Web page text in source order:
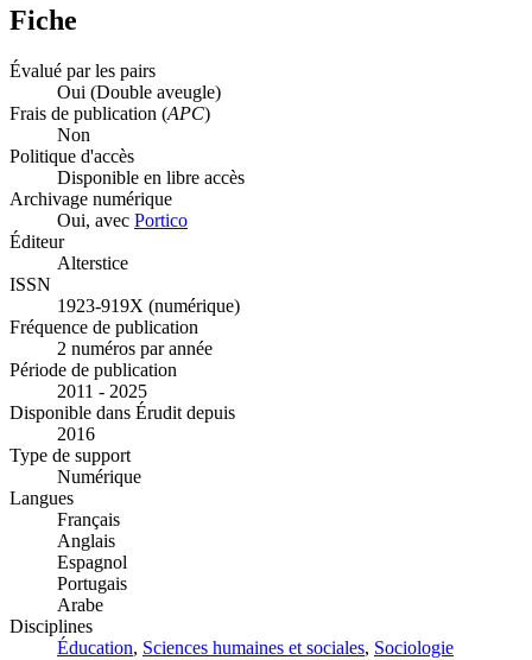
Fiche
Évalué par les pairs
Oui (Double aveugle)
Frais de publication (APC)
Non
Politique d'accès
Disponible en libre accès
Archivage numérique
Oui, avec Portico
Éditeur
Alterstice
ISSN
1923-919X (numérique)
Fréquence de publication
2 numéros par année
Période de publication
2011 - 2025
Disponible dans Érudit depuis
2016
Type de support
Numérique
Langues
Français
Anglais
Espagnol
Portugais
Arabe
Disciplines
Éducation, Sciences humaines et sociales, Sociologie